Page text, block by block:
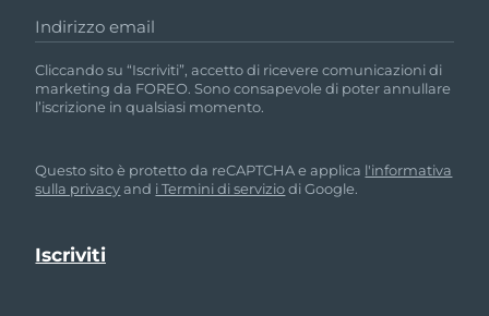
Indirizzo email
Cliccando su “Iscriviti”, accetto di ricevere comunicazioni di
marketing da FOREO. Sono consapevole di poter annullare
l’iscrizione in qualsiasi momento.
Questo sito è protetto da reCAPTCHA e applica l'informativa
sulla privacyand i Termini di serviziodi Google.